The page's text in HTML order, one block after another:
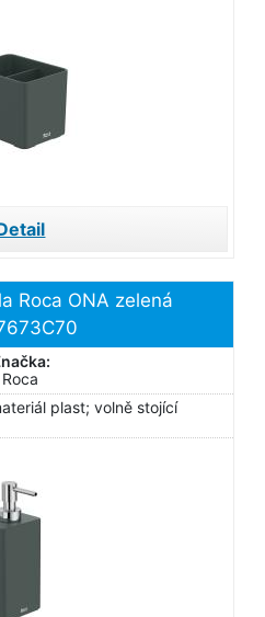
Roca ONA zelená
Roca
plast; volně stojící